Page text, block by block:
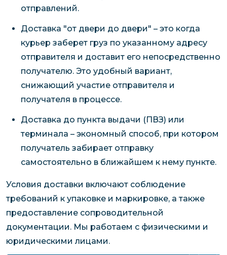
отправлений.
Доставка "от двери до двери" – это когда
курьер заберет груз по указанному адресу
отправителя и доставит его непосредственно
получателю. Это удобный вариант,
снижающий участие отправителя и
получателя в процессе.
Доставка до пункта выдачи (ПВЗ) или
терминала – экономный способ, при котором
получатель забирает отправку
самостоятельно в ближайшем к нему пункте.
Условия доставки включают соблюдение
требований к упаковке и маркировке, а также
предоставление сопроводительной
документации. Мы работаем с физическими и
юридическими лицами.